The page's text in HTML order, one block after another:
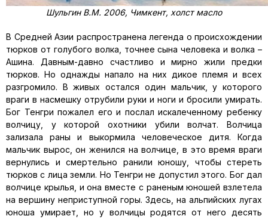
Шульгин В.М. 2006, Чимкент, холст масло
В Средней Азии распространена легенда о происхождении
тюрков от голубого волка, точнее сына человека и волка –
Ашина. Давным-давно счастливо и мирно жили предки
тюрков. Но однажды напало на них дикое племя и всех
разгромило. В живых остался один мальчик, у которого
враги в насмешку отрубили руки и ноги и бросили умирать.
Бог Тенгри пожалел его и послал искалеченному ребенку
волчицу, у которой охотники убили волчат. Волчица
зализала раны и выкормила человеческое дитя. Когда
мальчик вырос, он женился на волчице, в это время враги
вернулись и смертельно ранили юношу, чтобы стереть
тюрков с лица земли. Но Тенгри не допустил этого. Бог дал
волчице крылья, и она вместе с раненым юношей взлетела
на вершину неприступной горы. Здесь, на альпийских лугах
юноша умирает, но у волчицы родятся от него десять